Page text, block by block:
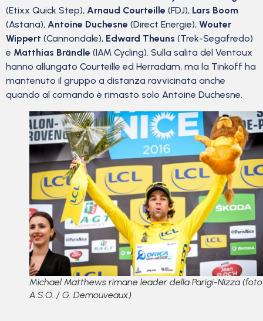
(Etixx Quick Step), Arnaud Courteille (FDJ), Lars Boom
(Astana), Antoine Duchesne (Direct Energie), Wouter
Wippert (Cannondale), Edward Theuns (Trek-Segafredo)
e Matthias Brändle (IAM Cycling). Sulla salita del Ventoux
hanno allungato Courteille ed Herradam, ma la Tinkoff ha
mantenuto il gruppo a distanza ravvicinata anche
quando al comando è rimasto solo Antoine Duchesne.
Michael Matthews rimane leader della Parigi-Nizza (foto
A.S.O. / G. Demouveaux)